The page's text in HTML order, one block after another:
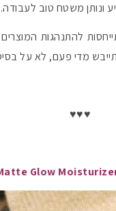
ונותן משטח טוב לעבודה.
להתנהגות
♥♥♥